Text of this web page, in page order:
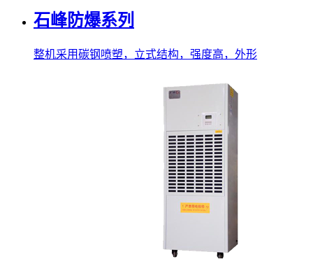
石峰防爆系列
整机采用碳钢喷塑，立式结构，强度高，外形